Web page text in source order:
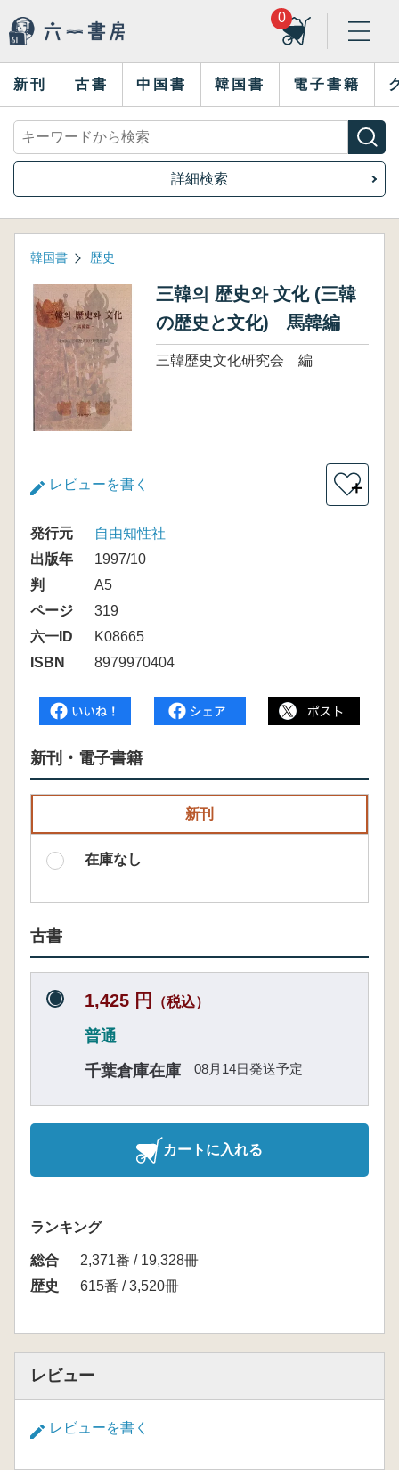
0
新刊 古書 中国書 韓国書 電子書籍
詳細検索
韓国書 歴史
三韓의 歴史와 文化 (三韓
の歴史と文化) 馬韓編
三韓歴史文化研究会 編
レビューを書く ＋
発行元
自由知性社
出版年
1997/10
判
A5
ページ
319
六一ID
K08665
ISBN
8979970404
新刊・電子書籍
新刊
在庫なし
古書
1,425 円 （税込）
普通
千葉倉庫在庫
08月14日発送予定
カートに入れる
ランキング
総合
2,371番 / 19,328冊
歴史
615番 / 3,520冊
レビュー
レビューを書く